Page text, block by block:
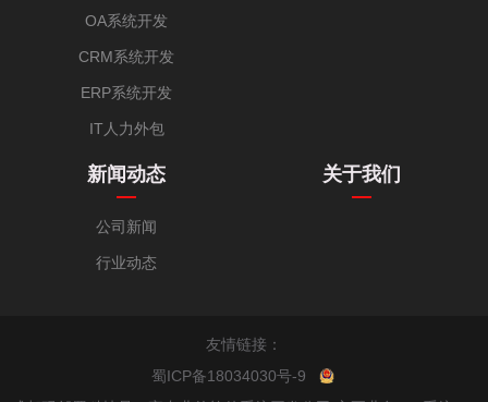
OA系统开发
CRM系统开发
ERP系统开发
IT人力外包
新闻动态
公司新闻
行业动态
关于我们
友情链接：
蜀ICP备18034030号-9